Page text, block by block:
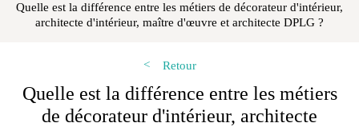
Quelle est la différence entre les métiers de décorateur d'intérieur,
architecte d'intérieur, maître d'œuvre et architecte DPLG ?
Retour
Quelle est la différence entre les métiers
de décorateur d'intérieur, architecte